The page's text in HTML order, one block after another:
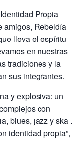
Propia
amigos, Rebeldía
lleva el espíritu
en nuestras
tradiciones y la
sus integrantes.
y explosiva: un
con
blues, jazz y ska .
identidad propia”,